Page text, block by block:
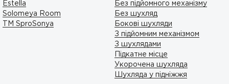
Estella
Solomeya Room
ТМ SproSonya
Без підйомного механізму
Без шухляд
Бокові шухляди
З підйомним механізмом
З шухлядами
Підкатне місце
Укорочена шухляда
Шухляда у підніжжя